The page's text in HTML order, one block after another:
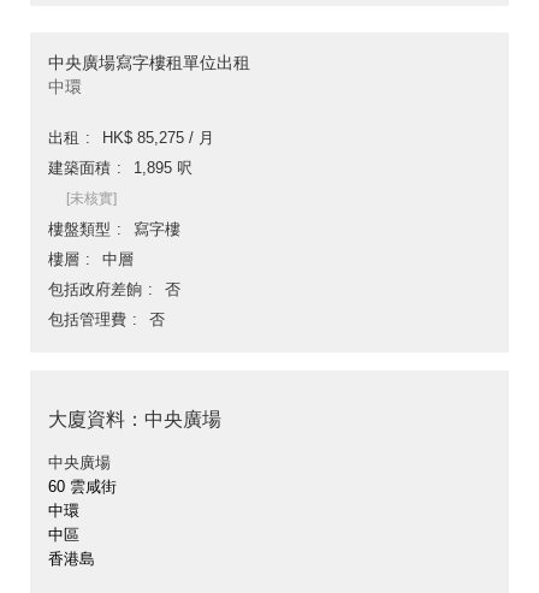
中央廣場寫字樓租單位出租
中環
出租
HK$ 85,275 / 月
建築面積
1,895 呎
[未核實]
樓盤類型
寫字樓
樓層
中層
包括政府差餉
否
包括管理費
否
大廈資料：中央廣場
中央廣場
60 雲咸街
中環
中區
香港島